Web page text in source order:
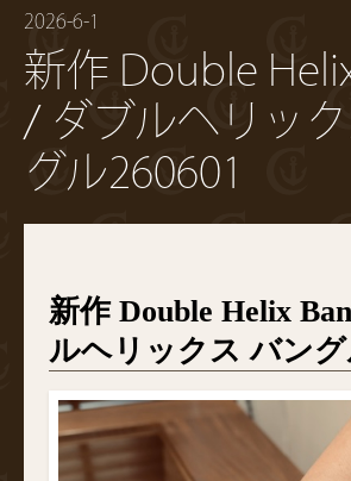
2026-6-1
新作 Double
/ ダブルヘリッ
グル260601
新作 Double Helix
ルヘリックス バン